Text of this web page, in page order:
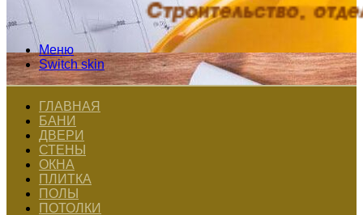
Меню
Switch skin
ГЛАВНАЯ
БАНИ
ДВЕРИ
СТЕНЫ
ОКНА
ПЛИТКА
ПОЛЫ
ПОТОЛКИ